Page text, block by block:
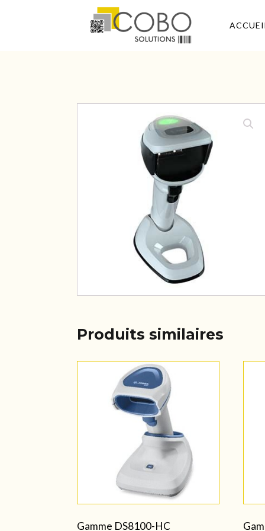
Produits similaires
Gamme DS8100-HC